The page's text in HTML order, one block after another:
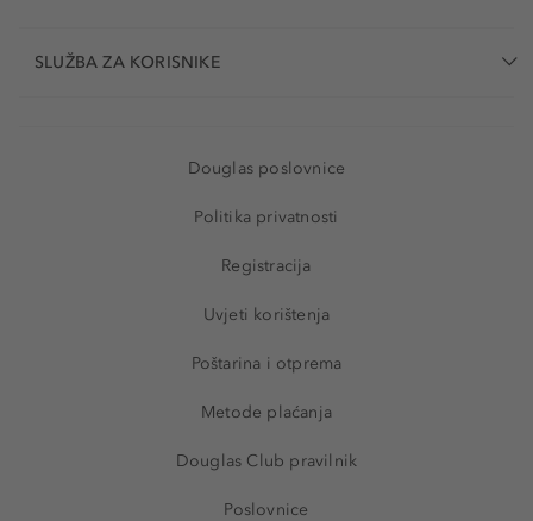
SLUŽBA ZA KORISNIKE
Douglas poslovnice
Politika privatnosti
Registracija
Uvjeti korištenja
Poštarina i otprema
Metode plaćanja
Douglas Club pravilnik
Poslovnice